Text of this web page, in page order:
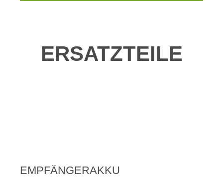
ERSATZTEILE
EMPFÄNGERAKKU